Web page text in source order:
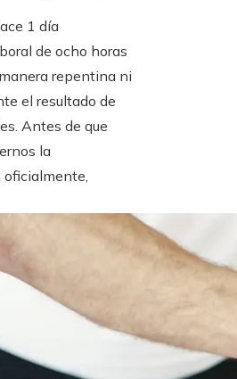
1 día
de ocho horas
repentina ni
el resultado de
Antes de que
la